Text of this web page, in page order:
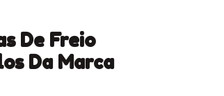
De Freio
Da Marca